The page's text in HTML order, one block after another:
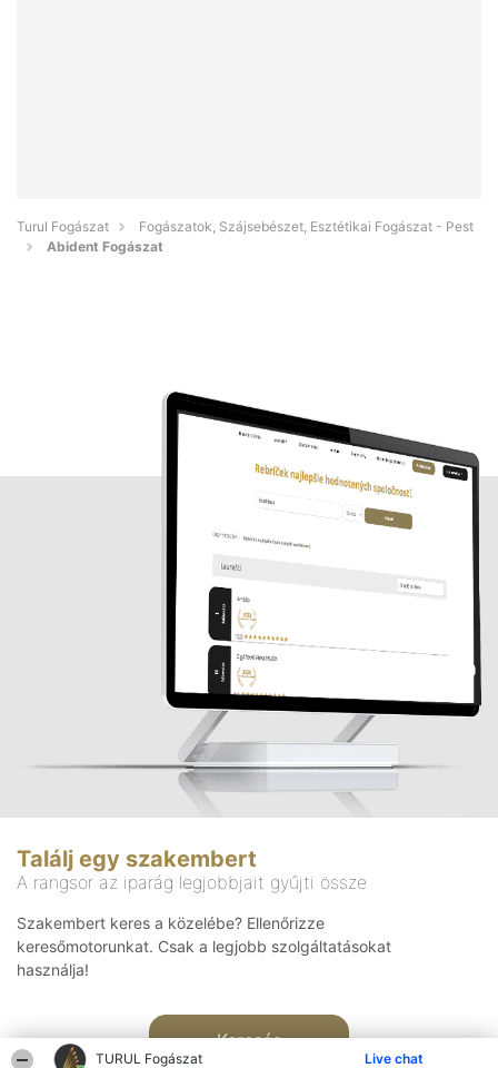
TURUL Fogászat Live chat
Turul Fogászat
Fogászatok, Szájsebészet, Esztétikai Fogászat - Pest
Abident Fogászat
Találj egy szakembert
A rangsor az iparág legjobbjait gyűjti össze
Szakembert keres a közelébe? Ellenőrizze
keresőmotorunkat. Csak a legjobb szolgáltatásokat
használja!
Keresés